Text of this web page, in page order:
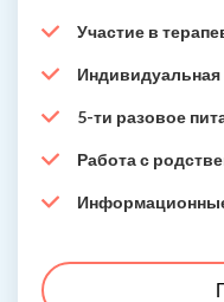
Участие в
Индивидуальная
5-ти разовое
Работа с